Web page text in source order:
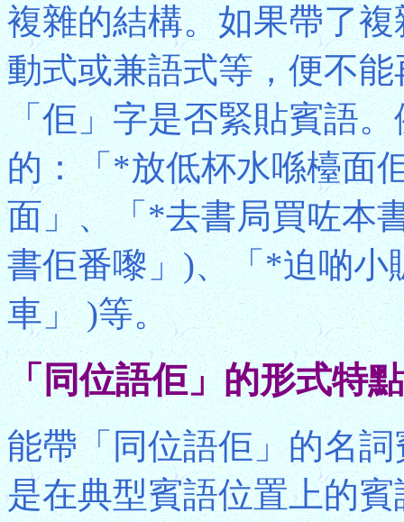
複雜的結構。如果帶了
動式或兼語式等，便不
「佢」字是否緊貼賓語
的：「*放低杯水喺檯面
面」、「*去書局買咗本
書佢番嚟」)、「*迫啲
車」 )等。
「同位語佢」的形式特點
能帶「同位語佢」的名
是在典型賓語位置上的